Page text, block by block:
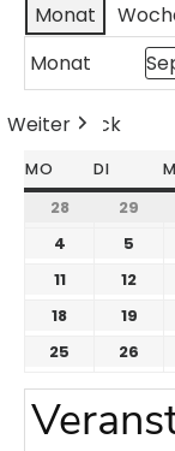
Monat
Monat
Zurück
Heute
Weiter
MO DI
28 29
4
5
11
12
18
19
25
26